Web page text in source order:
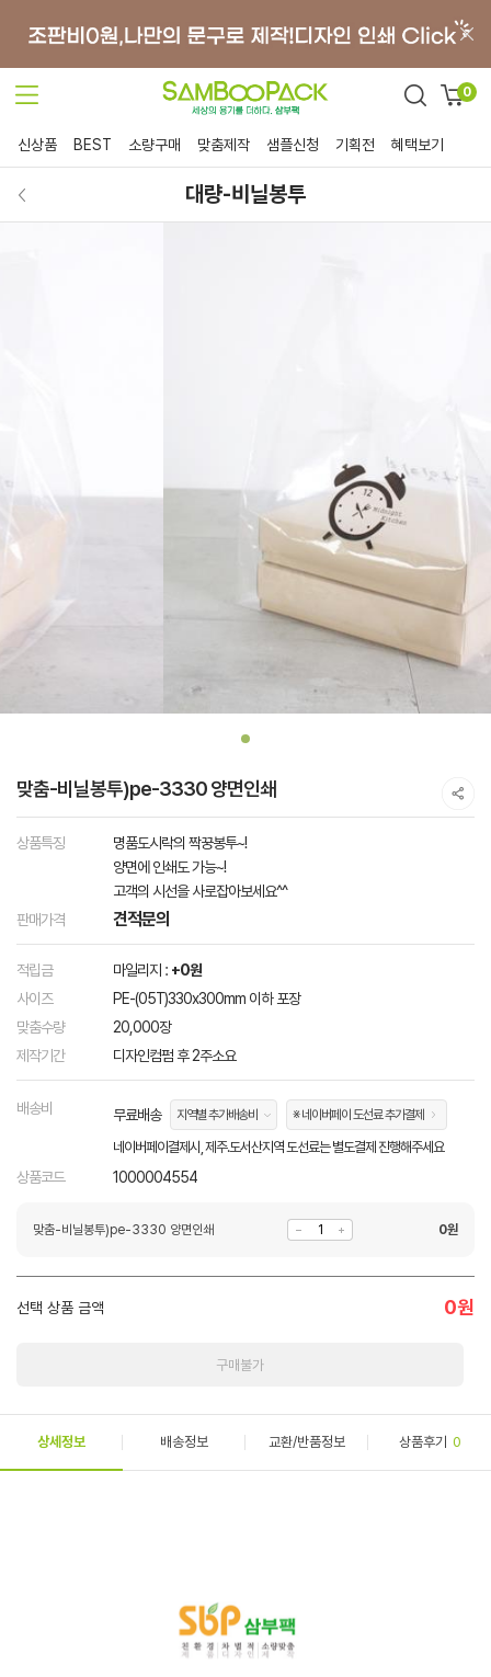
0
신상품 BEST 소량구매 맞춤제작 샘플신청 기획전 혜택보기
대량-비닐봉투
맞춤-비닐봉투)pe-3330 양면인쇄
상품특징
명품도시락의 짝꿍봉투~!
양면에 인쇄도 가능~!
고객의 시선을 사로잡아보세요^^
판매가격
견적문의
적립금 마일리지 : +0원
사이즈
PE-(05T)330x300mm 이하 포장
맞춤수량
20,000장
제작기간
디자인컴펌 후 2주소요
배송비 무료배송 지역별 추가배송비 ※ 네이버페이 도선료 추가결제
네이버페이결제시, 제주.도서산지역 도선료는 별도결제 진행해주세요
상품코드 1000004554
맞춤-비닐봉투)pe-3330 양면인쇄 0원
선택 상품 금액 0원
구매불가
상세정보 배송정보 교환/반품정보 상품후기 0